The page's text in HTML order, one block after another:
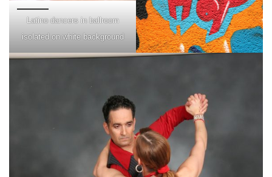
Latino dancers in ballroom
isolated on white background